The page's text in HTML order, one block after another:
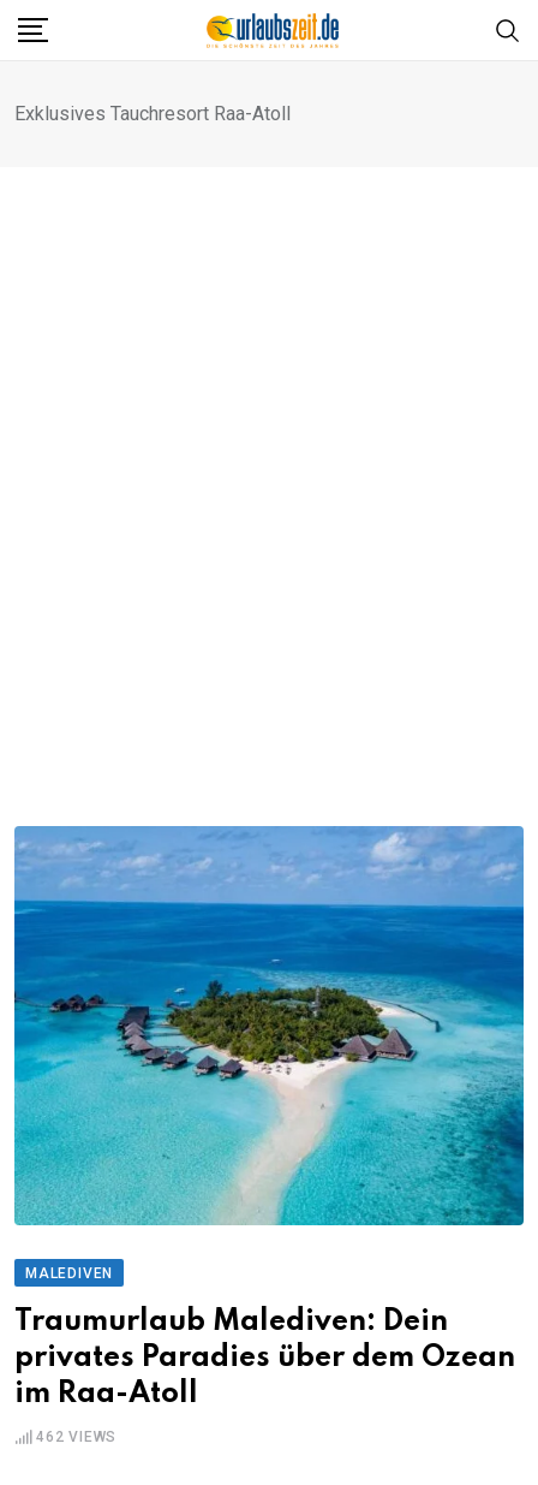
Skip
Exklusives Tauchresort Raa-Atoll
MALEDIVEN
Traumurlaub Malediven: Dein
privates Paradies über dem Ozean
im Raa-Atoll
462 VIEWS